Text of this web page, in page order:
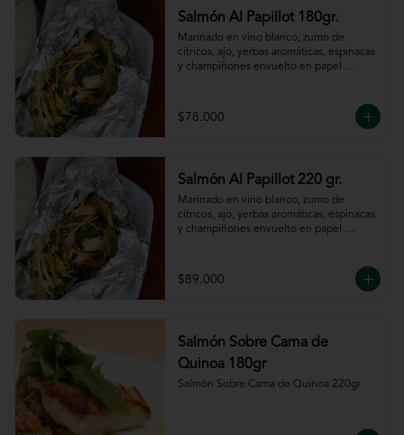
Salmón Al Papillot 180gr.
Marinado en vino blanco, zumo de
cítricos, ajo, yerbas aromáticas, espinacas
y champiñones envuelto en papel
$78.000
Salmón Al Papillot 220 gr.
Marinado en vino blanco, zumo de
cítricos, ajo, yerbas aromáticas, espinacas
y champiñones envuelto en papel
$89.000
Salmón Sobre Cama de
Quinoa 180gr
Salmón Sobre Cama de Quinoa 220gr